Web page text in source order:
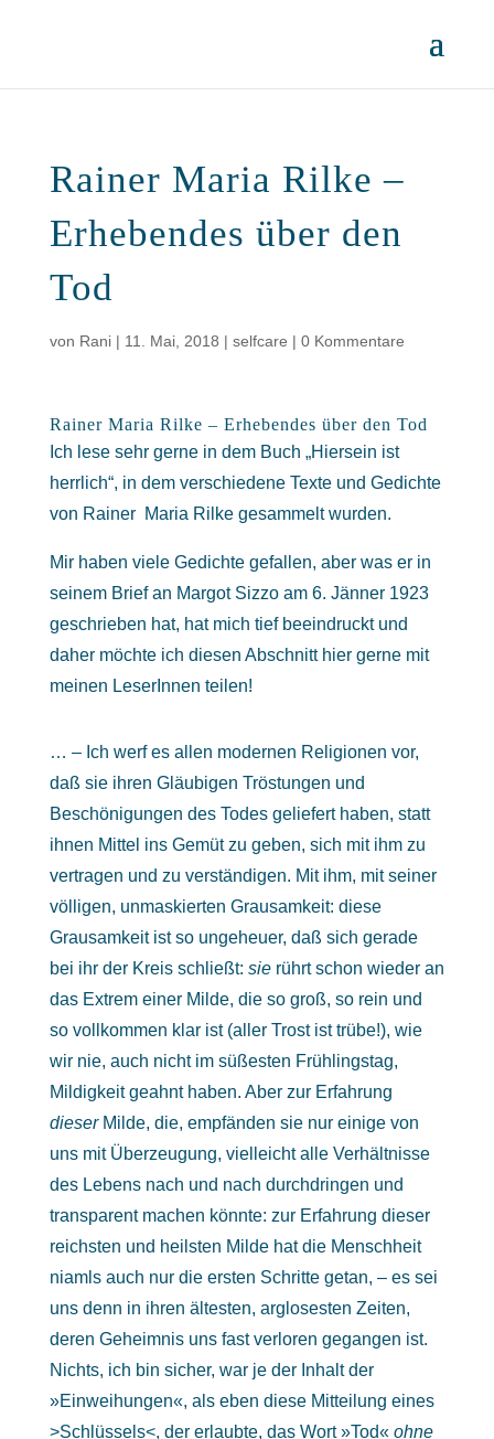
Rainer Maria Rilke –
Erhebendes über den
Tod
von Rani| 11. Mai, 2018 | selfcare | 0 Kommentare
Rainer Maria Rilke – Erhebendes über den Tod
Ich lese sehr gerne in dem Buch „Hiersein ist
herrlich“, in dem verschiedene Texte und Gedichte
von Rainer Maria Rilke gesammelt wurden.
Mir haben viele Gedichte gefallen, aber was er in
seinem Brief an Margot Sizzo am 6. Jänner 1923
geschrieben hat, hat mich tief beeindruckt und
daher möchte ich diesen Abschnitt hier gerne mit
meinen LeserInnen teilen!
… – Ich werf es allen modernen Religionen vor,
daß sie ihren Gläubigen Tröstungen und
Beschönigungen des Todes geliefert haben, statt
ihnen Mittel ins Gemüt zu geben, sich mit ihm zu
vertragen und zu verständigen. Mit ihm, mit seiner
völligen, unmaskierten Grausamkeit: diese
Grausamkeit ist so ungeheuer, daß sich gerade
bei ihr der Kreis schließt: sierührt schon wieder an
das Extrem einer Milde, die so groß, so rein und
so vollkommen klar ist (aller Trost ist trübe!), wie
wir nie, auch nicht im süßesten Frühlingstag,
Mildigkeit geahnt haben. Aber zur Erfahrung
dieserMilde, die, empfänden sie nur einige von
uns mit Überzeugung, vielleicht alle Verhältnisse
des Lebens nach und nach durchdringen und
transparent machen könnte: zur Erfahrung dieser
reichsten und heilsten Milde hat die Menschheit
niamls auch nur die ersten Schritte getan, – es sei
uns denn in ihren ältesten, arglosesten Zeiten,
deren Geheimnis uns fast verloren gegangen ist.
Nichts, ich bin sicher, war je der Inhalt der
»Einweihungen«, als eben diese Mitteilung eines
>Schlüssels<, der erlaubte, das Wort »Tod« ohne